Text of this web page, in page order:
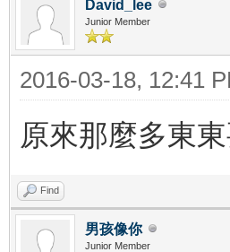
David_lee
Junior Member
2016-03-18, 12:41
原來那麼多東
Find
男孩像你
Junior Member